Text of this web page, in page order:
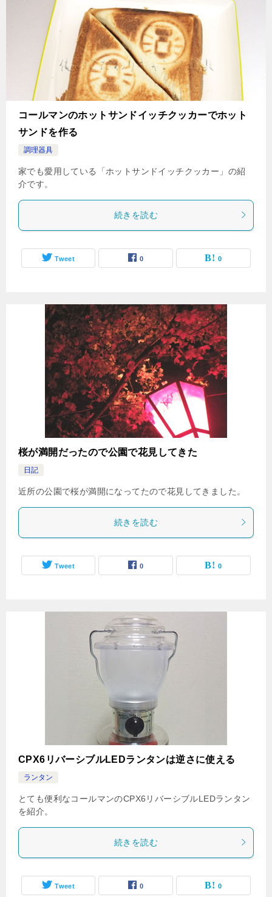
コールマンのホットサンドイッチクッカーでホット
サンドを作る
調理器具
家でも愛用している「ホットサンドイッチクッカー」の紹
介です。
続きを読む
Tweet 0 0
桜が満開だったので公園で花見してきた
日記
近所の公園で桜が満開になってたので花見してきました。
続きを読む
Tweet 0 0
CPX6リバーシブルLEDランタンは逆さに使える
ランタン
とても便利なコールマンのCPX6リバーシブルLEDランタン
を紹介。
続きを読む
Tweet 0 0